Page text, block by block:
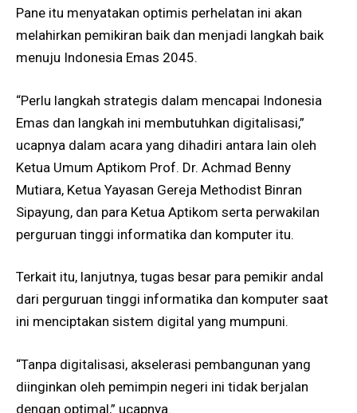
Pane itu menyatakan optimis perhelatan ini akan
melahirkan pemikiran baik dan menjadi langkah baik
menuju Indonesia Emas 2045.
“Perlu langkah strategis dalam mencapai Indonesia
Emas dan langkah ini membutuhkan digitalisasi,”
ucapnya dalam acara yang dihadiri antara lain oleh
Ketua Umum Aptikom Prof. Dr. Achmad Benny
Mutiara, Ketua Yayasan Gereja Methodist Binran
Sipayung, dan para Ketua Aptikom serta perwakilan
perguruan tinggi informatika dan komputer itu.
Terkait itu, lanjutnya, tugas besar para pemikir andal
dari perguruan tinggi informatika dan komputer saat
ini menciptakan sistem digital yang mumpuni.
“Tanpa digitalisasi, akselerasi pembangunan yang
diinginkan oleh pemimpin negeri ini tidak berjalan
dengan optimal,” ucapnya.